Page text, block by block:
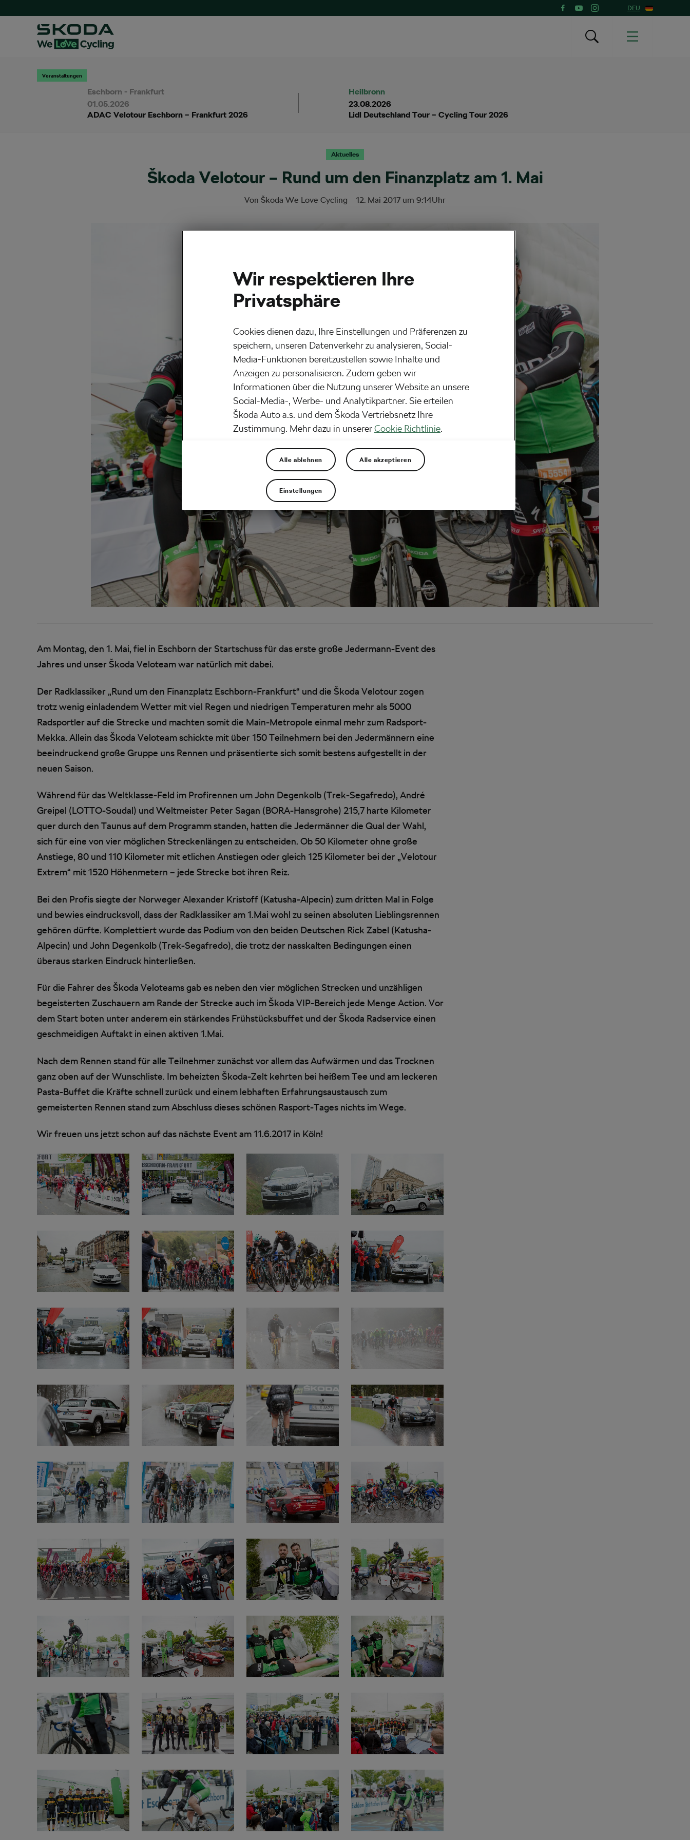
DEU
Veranstaltungen
Eschborn - Frankfurt
01.05.2026
ADAC Velotour Eschborn – Frankfurt 2026
Heilbronn
23.08.2026
Lidl Deutschland Tour – Cycling Tour 2026
Aktuelles
Škoda Velotour – Rund um den Finanzplatz am 1. Mai
Von Škoda We Love Cycling 12. Mai 2017 um 9:14Uhr
Am Montag, den 1. Mai, fiel in Eschborn der Startschuss für das erste große Jedermann-Event des
Jahres und unser Škoda Veloteam war natürlich mit dabei.
Der Radklassiker „Rund um den Finanzplatz Eschborn-Frankfurt“ und die Škoda Velotour zogen
trotz wenig einladendem Wetter mit viel Regen und niedrigen Temperaturen mehr als 5000
Radsportler auf die Strecke und machten somit die Main-Metropole einmal mehr zum Radsport-
Mekka. Allein das Škoda Veloteam schickte mit über 150 Teilnehmern bei den Jedermännern eine
beeindruckend große Gruppe uns Rennen und präsentierte sich somit bestens aufgestellt in der
neuen Saison.
Während für das Weltklasse-Feld im Profirennen um John Degenkolb (Trek-Segafredo), André
Greipel (LOTTO-Soudal) und Weltmeister Peter Sagan (BORA-Hansgrohe) 215,7 harte Kilometer
quer durch den Taunus auf dem Programm standen, hatten die Jedermänner die Qual der Wahl,
sich für eine von vier möglichen Streckenlängen zu entscheiden. Ob 50 Kilometer ohne große
Anstiege, 80 und 110 Kilometer mit etlichen Anstiegen oder gleich 125 Kilometer bei der „Velotour
Extrem“ mit 1520 Höhenmetern – jede Strecke bot ihren Reiz.
Bei den Profis siegte der Norweger Alexander Kristoff (Katusha-Alpecin) zum dritten Mal in Folge
und bewies eindrucksvoll, dass der Radklassiker am 1.Mai wohl zu seinen absoluten Lieblingsrennen
gehören dürfte. Komplettiert wurde das Podium von den beiden Deutschen Rick Zabel (Katusha-
Alpecin) und John Degenkolb (Trek-Segafredo), die trotz der nasskalten Bedingungen einen
überaus starken Eindruck hinterließen.
Für die Fahrer des Škoda Veloteams gab es neben den vier möglichen Strecken und unzähligen
begeisterten Zuschauern am Rande der Strecke auch im Škoda VIP-Bereich jede Menge Action. Vor
dem Start boten unter anderem ein stärkendes Frühstücksbuffet und der Škoda Radservice einen
geschmeidigen Auftakt in einen aktiven 1.Mai.
Nach dem Rennen stand für alle Teilnehmer zunächst vor allem das Aufwärmen und das Trocknen
ganz oben auf der Wunschliste. Im beheizten Škoda-Zelt kehrten bei heißem Tee und am leckeren
Pasta-Buffet die Kräfte schnell zurück und einem lebhaften Erfahrungsaustausch zum
gemeisterten Rennen stand zum Abschluss dieses schönen Rasport-Tages nichts im Wege.
Wir freuen uns jetzt schon auf das nächste Event am 11.6.2017 in Köln!
Wir respektieren Ihre
Privatsphäre
Cookies dienen dazu, Ihre Einstellungen und Präferenzen zu
speichern, unseren Datenverkehr zu analysieren, Social-
Media-Funktionen bereitzustellen sowie Inhalte und
Anzeigen zu personalisieren. Zudem geben wir
Informationen über die Nutzung unserer Website an unsere
Social-Media-, Werbe- und Analytikpartner. Sie erteilen
Škoda Auto a.s. und dem Škoda Vertriebsnetz Ihre
Zustimmung. Mehr dazu in unsererCookie Richtlinie.
Alle ablehnen Alle akzeptieren
Einstellungen